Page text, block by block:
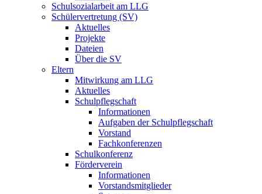
Schulsozialarbeit am LLG
Schülervertretung (SV)
Aktuelles
Projekte
Dateien
Über die SV
Eltern
Mitwirkung am LLG
Aktuelles
Schulpflegschaft
Informationen
Aufgaben der Schulpflegschaft
Vorstand
Fachkonferenzen
Schulkonferenz
Förderverein
Informationen
Vorstandsmitglieder